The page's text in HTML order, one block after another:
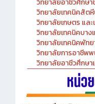
วิทยาลัยเทคนิคชลบุ
วิทยาลัยอาชีวศึกษา
วิทยาลัยเทคนิคสัต
วิทยาลัยเกษตร และ
วิทยาลัยเทคนิคบางแ
วิทยาลัยเทคนิคพัทย
วิทยาลัยการอาชีพ
วิทยาลัยอาชีวศึกษ